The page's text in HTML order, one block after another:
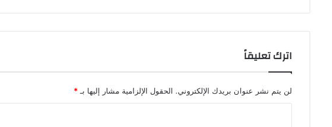
اترك تعليقاً
لن يتم نشر عنوان بريدك الإلكتروني. الحقول الإلزامية مشار إليها بـ *